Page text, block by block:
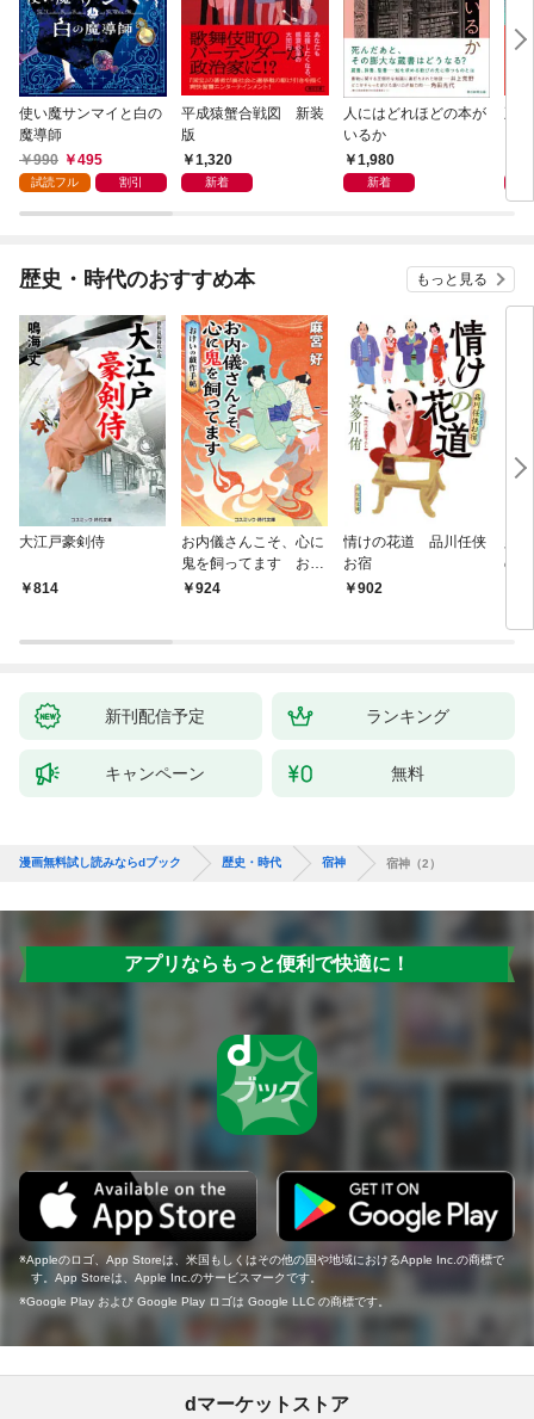
使い魔サンマイと白の
魔導師
990
495
試読フル 割引
平成猿蟹合戦図 新装
版
1,320
新着
人にはどれほどの本が
いるか
1,980
新着
五
歴史・時代のおすすめ本 もっと見る
大江戸豪剣侍
814
お内儀さんこそ、心に
鬼を飼ってます おけ
いの戯作手帖
924
情けの花道 品川任侠
お宿
902
の
新刊配信予定 ランキング
キャンペーン 無料
漫画無料試し読みならdブック 歴史・時代 宿神 宿神（2）
アプリならもっと便利で快適に！
Appleのロゴ、App Storeは、米国もしくはその他の国や地域におけるApple Inc.の商標で
す。App Storeは、Apple Inc.のサービスマークです。
Google Play および Google Play ロゴは Google LLC の商標です。
dマーケットストア